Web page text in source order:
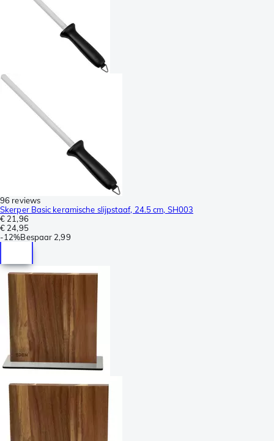
96 reviews
Skerper Basic keramische slijpstaaf, 24.5 cm, SH003
€ 21,96
€ 24,95
-12%Bespaar 2,99